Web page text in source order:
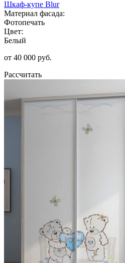
Шкаф-купе Blur
Материал фасада:
Фотопечать
Цвет:
Белый
от 40 000 руб.
Рассчитать